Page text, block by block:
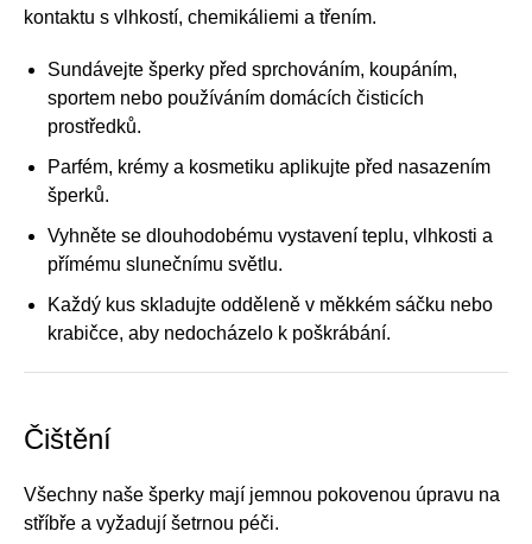
kontaktu s vlhkostí, chemikáliemi a třením.
Sundávejte šperky před sprchováním, koupáním,
sportem nebo používáním domácích čisticích
prostředků.
Parfém, krémy a kosmetiku aplikujte před nasazením
šperků.
Vyhněte se dlouhodobému vystavení teplu, vlhkosti a
přímému slunečnímu světlu.
Každý kus skladujte odděleně v měkkém sáčku nebo
krabičce, aby nedocházelo k poškrábání.
Čištění
Všechny naše šperky mají jemnou pokovenou úpravu na
stříbře a vyžadují šetrnou péči.